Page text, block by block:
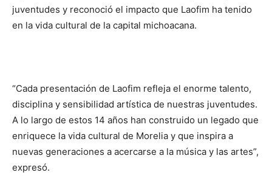
juventudes y reconoció el impacto que Laofim ha tenido
en la vida cultural de la capital michoacana.
“Cada presentación de Laofim refleja el enorme talento,
disciplina y sensibilidad artística de nuestras juventudes.
A lo largo de estos 14 años han construido un legado que
enriquece la vida cultural de Morelia y que inspira a
nuevas generaciones a acercarse a la música y las artes”,
expresó.